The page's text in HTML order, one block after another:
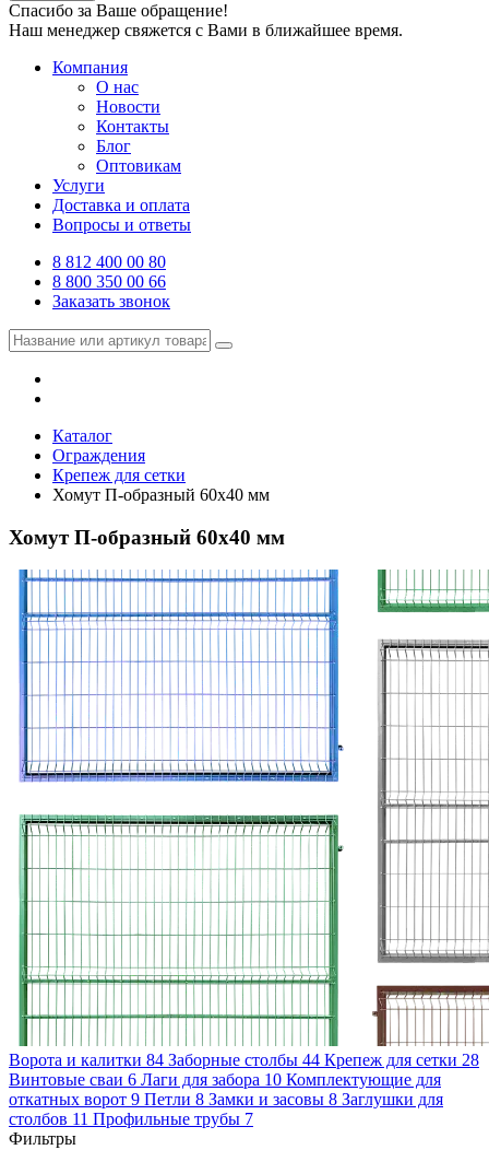
Спасибо за Ваше обращение!
Наш менеджер свяжется с Вами в ближайшее время.
Компания
О нас
Новости
Контакты
Блог
Оптовикам
Услуги
Доставка и оплата
Вопросы и ответы
8 812 400 00 80
8 800 350 00 66
Заказать звонок
Каталог
Ограждения
Крепеж для сетки
Хомут П-образный 60х40 мм
Хомут П-образный 60х40 мм
Ворота и калитки 84 Заборные столбы 44 Крепеж для сетки 28
Винтовые сваи 6 Лаги для забора 10 Комплектующие для
откатных ворот 9 Петли 8 Замки и засовы 8 Заглушки для
столбов 11 Профильные трубы 7
Фильтры